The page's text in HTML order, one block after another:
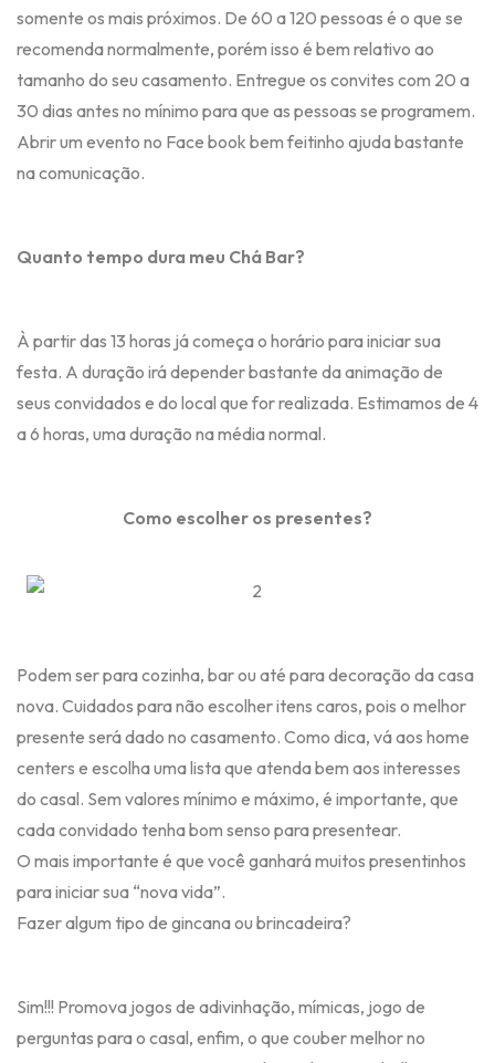
somente os mais próximos. De 60 a 120 pessoas é o que se
recomenda normalmente, porém isso é bem relativo ao
tamanho do seu casamento. Entregue os convites com 20 a
30 dias antes no mínimo para que as pessoas se programem.
Abrir um evento no Face book bem feitinho ajuda bastante
na comunicação.
Quanto tempo dura meu Chá Bar?
À partir das 13 horas já começa o horário para iniciar sua
festa. A duração irá depender bastante da animação de
seus convidados e do local que for realizada. Estimamos de 4
a 6 horas, uma duração na média normal.
Como escolher os presentes?
Podem ser para cozinha, bar ou até para decoração da casa
nova. Cuidados para não escolher itens caros, pois o melhor
presente será dado no casamento. Como dica, vá aos home
centers e escolha uma lista que atenda bem aos interesses
do casal. Sem valores mínimo e máximo, é importante, que
cada convidado tenha bom senso para presentear.
O mais importante é que você ganhará muitos presentinhos
para iniciar sua “nova vida”.
Fazer algum tipo de gincana ou brincadeira?
Sim!!! Promova jogos de adivinhação, mímicas, jogo de
perguntas para o casal, enfim, o que couber melhor no